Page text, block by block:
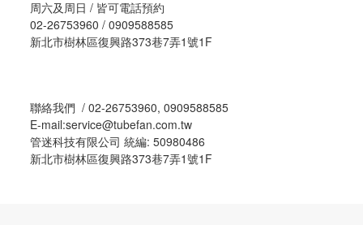
周六及周日 / 皆可電話預約
02-26753960 / 0909588585
新北市樹林區復興路373巷7弄1號1F
聯絡我們 / 02-26753960, 0909588585
E-mail:service@tubefan.com.tw
管迷科技有限公司 統編: 50980486
新北市樹林區復興路373巷7弄1號1F